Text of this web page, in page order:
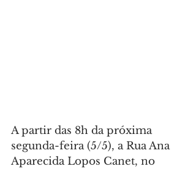
A partir das 8h da próxima
segunda-feira (5/5), a Rua Ana
Aparecida Lopos Canet, no